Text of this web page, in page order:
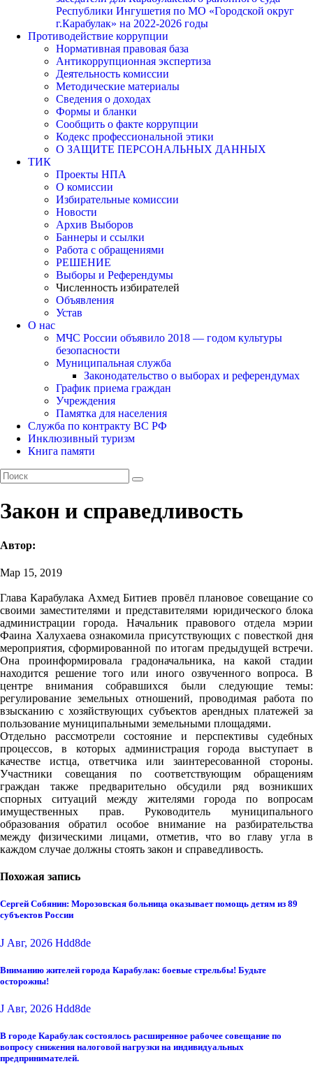
Республики Ингушетия по МО «Городской округ
г.Карабулак» на 2022-2026 годы
Противодействие коррупции
Нормативная правовая база
Антикоррупционная экспертиза
Деятельность комиссии
Методические материалы
Сведения о доходах
Формы и бланки
Сообщить о факте коррупции
Кодекс профессиональной этики
О ЗАЩИТЕ ПЕРСОНАЛЬНЫХ ДАННЫХ
ТИК
Проекты НПА
О комиссии
Избирательные комиссии
Новости
Архив Выборов
Баннеры и ссылки
Работа с обращениями
РЕШЕНИЕ
Выборы и Референдумы
Численность избирателей
Объявления
Устав
О нас
МЧС России объявило 2018 — годом культуры
безопасности
Муниципальная служба
Законодательство о выборах и референдумах
График приема граждан
Учреждения
Памятка для населения
Служба по контракту ВС РФ
Инклюзивный туризм
Книга памяти
Закон и справедливость
Автор:
Мар 15, 2019
Глава Карабулака Ахмед Битиев провёл плановое совещание со
своими заместителями и представителями юридического блока
администрации города. Начальник правового отдела мэрии
Фаина Халухаева ознакомила присутствующих с повесткой дня
мероприятия, сформированной по итогам предыдущей встречи.
Она проинформировала градоначальника, на какой стадии
находится решение того или иного озвученного вопроса. В
центре внимания собравшихся были следующие темы:
регулирование земельных отношений, проводимая работа по
взысканию с хозяйствующих субъектов арендных платежей за
пользование муниципальными земельными площадями.
Отдельно рассмотрели состояние и перспективы судебных
процессов, в которых администрация города выступает в
качестве истца, ответчика или заинтересованной стороны.
Участники совещания по соответствующим обращениям
граждан также предварительно обсудили ряд возникших
спорных ситуаций между жителями города по вопросам
имущественных прав. Руководитель муниципального
образования обратил особое внимание на разбирательства
между физическими лицами, отметив, что во главу угла в
каждом случае должны стоять закон и справедливость.
Похожая запись
Сергей Собянин: Морозовская больница оказывает помощь детям из 89
субъектов России
J Авг, 2026 Hdd8de
Вниманию жителей города Карабулак: боевые стрельбы! Будьте
осторожны!
J Авг, 2026 Hdd8de
В городе Карабулак состоялось расширенное рабочее совещание по
вопросу снижения налоговой нагрузки на индивидуальных
предпринимателей.